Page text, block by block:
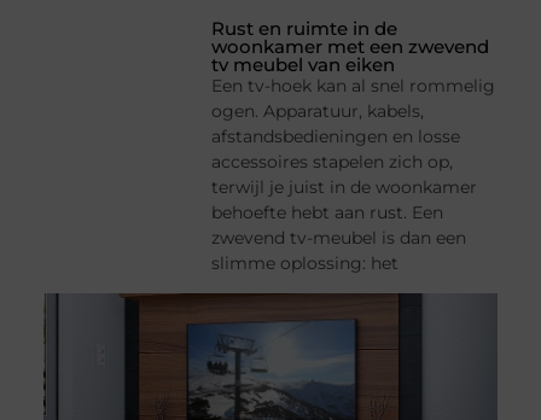
Rust en ruimte in de
woonkamer met een zwevend
tv meubel van eiken
Een tv-hoek kan al snel rommelig
ogen. Apparatuur, kabels,
afstandsbedieningen en losse
accessoires stapelen zich op,
terwijl je juist in de woonkamer
behoefte hebt aan rust. Een
zwevend tv-meubel is dan een
slimme oplossing: het